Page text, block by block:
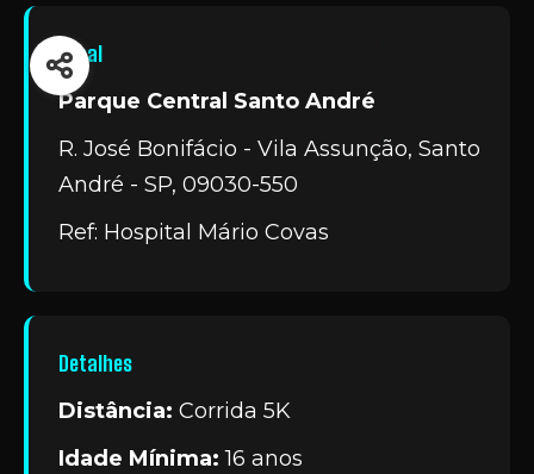
Local
Parque Central Santo André
R. José Bonifácio - Vila Assunção, Santo
André - SP, 09030-550
Ref: Hospital Mário Covas
Detalhes
Distância: Corrida 5K
Idade Mínima: 16 anos